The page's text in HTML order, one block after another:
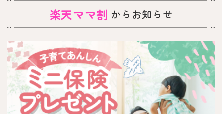
楽天ママ割 からお知らせ